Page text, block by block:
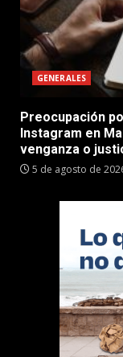
GENERALES
Preocupación
Instagram en
venganza o
5 de agosto de